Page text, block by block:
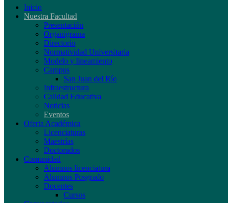
Inicio
Nuestra Facultad
Presentación
Organigrama
Directorio
Normatividad Universitaria
Modelo y lineamiento
Campus
San Juan del Río
Infraestructura
Calidad Educativa
Noticias
Eventos
Oferta Académica
Licenciaturas
Maestrías
Doctorados
Comunidad
Alumnos licenciatura
Alumnos Posgrado
Docentes
Cursos